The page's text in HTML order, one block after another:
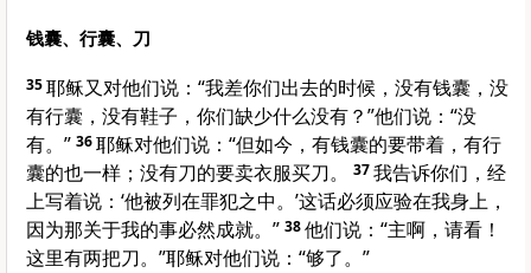
钱囊、行囊、刀
35耶稣又对他们说：“我差你们出去的时候，没有钱囊，没
有行囊，没有鞋子，你们缺少什么没有？”他们说：“没
有。” 36耶稣对他们说：“但如今，有钱囊的要带着，有行
囊的也一样；没有刀的要卖衣服买刀。
37我告诉你们，经
上写着说：‘他被列在罪犯之中。’这话必须应验在我身上，
因为那关于我的事必然成就。” 38他们说：“主啊，请看！
这里有两把刀。”耶稣对他们说：“够了。”